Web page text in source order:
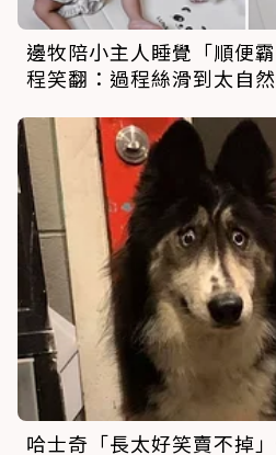
邊牧陪小主人睡覺「順便
程笑翻：過程絲滑到太自然
哈士奇「長太好笑賣不掉